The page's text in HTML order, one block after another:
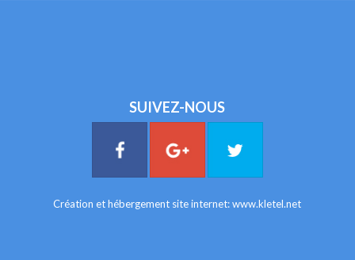
SUIVEZ-NOUS
Création et hébergement site internet:www.kletel.net